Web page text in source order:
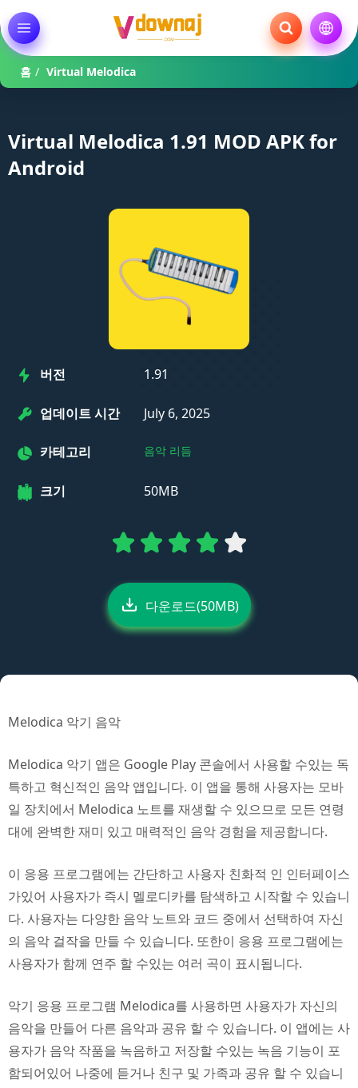
홈 / Virtual Melodica
Virtual Melodica 1.91 MOD APK for
Android
버전 1.91
업데이트 시간 July 6, 2025
카테고리 음악 리듬
크기 50MB
다운로드(50MB)
Melodica 악기 음악
Melodica 악기 앱은 Google Play 콘솔에서 사용할 수있는 독
특하고 혁신적인 음악 앱입니다. 이 앱을 통해 사용자는 모바
일 장치에서 Melodica 노트를 재생할 수 있으므로 모든 연령
대에 완벽한 재미 있고 매력적인 음악 경험을 제공합니다.
이 응용 프로그램에는 간단하고 사용자 친화적 인 인터페이스
가있어 사용자가 즉시 멜로디카를 탐색하고 시작할 수 있습니
다. 사용자는 다양한 음악 노트와 코드 중에서 선택하여 자신
의 음악 걸작을 만들 수 있습니다. 또한이 응용 프로그램에는
사용자가 함께 연주 할 수있는 여러 곡이 표시됩니다.
악기 응용 프로그램 Melodica를 사용하면 사용자가 자신의
음악을 만들어 다른 음악과 공유 할 수 있습니다. 이 앱에는 사
용자가 음악 작품을 녹음하고 저장할 수있는 녹음 기능이 포
함되어있어 나중에 듣거나 친구 및 가족과 공유 할 수 있습니